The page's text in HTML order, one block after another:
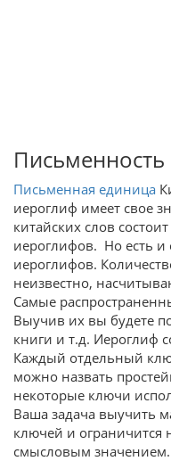
Письменность
Письменная единица
иероглиф имеет свое
китайских слов
иероглифов. Но есть и
иероглифов.
неизвестно,
Самые
Выучив их вы будете
книги и т.д. Иероглиф
Каждый отдельный
можно назвать
некоторые ключи
Ваша задача выучить
ключей и ограничится
смысловым значением.